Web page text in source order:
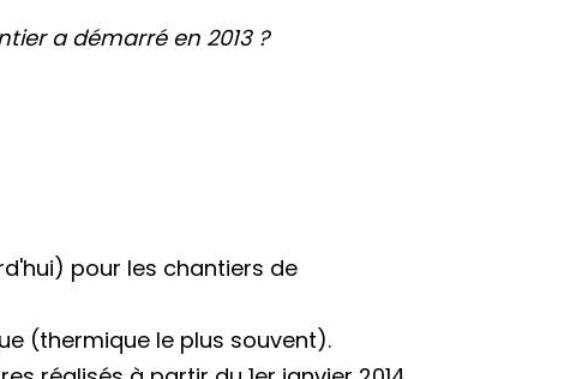
a démarré en 2013 ?
pour les chantiers de
(thermique le plus souvent).